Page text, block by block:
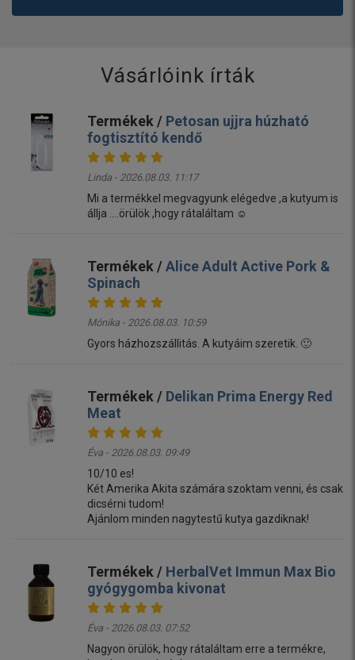
Vásárlóink írták
Termékek / Petosan ujjra húzható
fogtisztító kendő
Linda - 2026.08.03. 11:17
Mi a termékkel megvagyunk elégedve ,a kutyum is
állja ....örülök ,hogy rátaláltam ☺️
Termékek /Alice Adult Active Pork &
Spinach
Mónika - 2026.08.03. 10:59
Gyors házhozszállitás. A kutyáim szeretik. 🙂
Termékek / Delikan Prima Energy Red
Meat
Éva - 2026.08.03. 09:49
10/10 es!
Két Amerika Akita számára szoktam venni, és csak
dicsérni tudom!
Ajánlom minden nagytestű kutya gazdiknak!
Termékek / HerbalVet Immun Max Bio
gyógygomba kivonat
Éva - 2026.08.03. 07:52
Nagyon örülök, hogy rátaláltam erre a termékre,